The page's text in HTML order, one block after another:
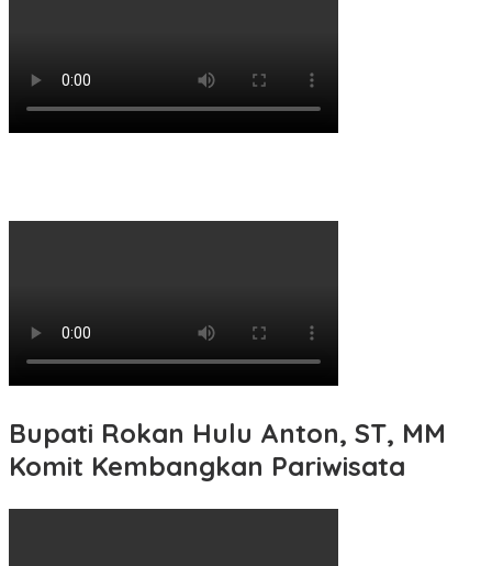
Bupati Rokan Hulu Anton, ST, MM
Komit Kembangkan Pariwisata